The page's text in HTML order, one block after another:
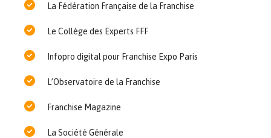
La Fédération Française de la Franchise
Le Collège des Experts FFF
Infopro digital pour Franchise Expo Paris
L’Observatoire de la Franchise
Franchise Magazine
La Société Générale